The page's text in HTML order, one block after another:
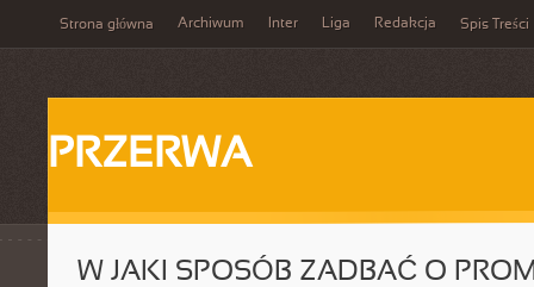
Strona główna Archiwum Inter Liga Redakcja Spis Treści
PRZERWA
W JAKI SPOSÓB ZADBAĆ O